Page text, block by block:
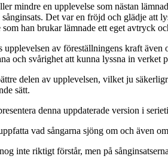
mindre en upplevelse som nästan
sånginsats. Det var en fröjd och glädje att
han brukar lämnade ett eget avtryck
upplevelsen av föreställningens kraft
och svårighet att kunna lyssna in
delen av upplevelsen, vilket ju
sätt.
denna uppdaterade version i
vad sångarna sjöng om och även
inte riktigt förstår, men på